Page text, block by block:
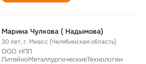
Марина Чулкова ( Надымова)
30 лет,г. Миасс (Челябинская область)
ООО НПП
ЛитейноМеталлургическиеТехнологии